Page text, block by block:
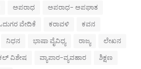
ಅಪರಾಧ
ಅಪರಾಧ- ಅಪಘಾತ
ವೇದಿಕೆ ಕರಾವಳಿ
ಕವನ
ನಿಧನ ಭಾಷಾ ವೈವಿಧ್ಯ ರಾಜ್ಯ
ಲೇಖನ
ವಿಶೇಷ ವ್ಯಾಪಾರ-ವ್ಯವಹಾರ
ಶಿಕ್ಷಣ